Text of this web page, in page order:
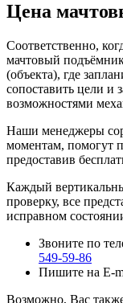
Цена
Соответственно,
мачтовый
(объекта), где
сопоставить цели и
возможностями
Наши менеджеры
моментам, помогут
предоставив
Каждый
проверку, все
исправном
Звоните по
549-59-86
Пишите на E-
Возможно, Вас